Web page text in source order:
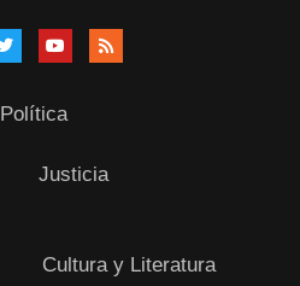
Política
Justicia
Cultura y Literatura